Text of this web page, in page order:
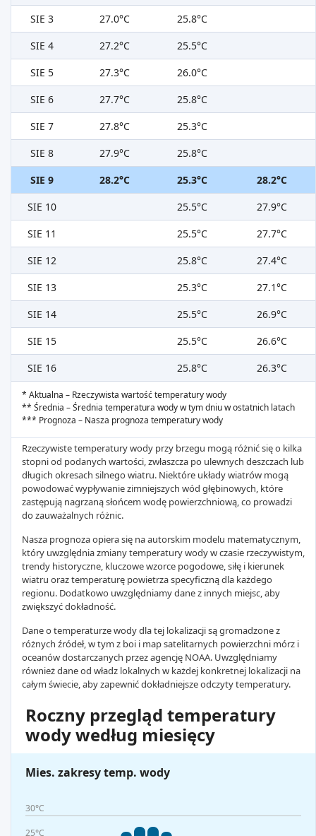
SIE 3
27.0°C
25.8°C
SIE 4
27.2°C
25.5°C
SIE 5
27.3°C
26.0°C
SIE 6
27.7°C
25.8°C
SIE 7
27.8°C
25.3°C
SIE 8
27.9°C
25.8°C
SIE 9
28.2°C 25.3°C
28.2°C
SIE 10
25.5°C
27.9°C
SIE 11
25.5°C
27.7°C
SIE 12
25.8°C
27.4°C
SIE 13
25.3°C
27.1°C
SIE 14
25.5°C
26.9°C
SIE 15
25.5°C
26.6°C
SIE 16
25.8°C 26.3°C
* Aktualna – Rzeczywista wartość temperatury wody
** Średnia – Średnia temperatura wody w tym dniu w ostatnich latach
*** Prognoza – Nasza prognoza temperatury wody
Rzeczywiste temperatury wody przy brzegu mogą różnić się o kilka
stopni od podanych wartości, zwłaszcza po ulewnych deszczach lub
długich okresach silnego wiatru. Niektóre układy wiatrów mogą
powodować wypływanie zimniejszych wód głębinowych, które
zastępują nagrzaną słońcem wodę powierzchniową, co prowadzi
do zauważalnych różnic.
Nasza prognoza opiera się na autorskim modelu matematycznym,
który uwzględnia zmiany temperatury wody w czasie rzeczywistym,
trendy historyczne, kluczowe wzorce pogodowe, siłę i kierunek
wiatru oraz temperaturę powietrza specyficzną dla każdego
regionu. Dodatkowo uwzględniamy dane z innych miejsc, aby
zwiększyć dokładność.
Dane o temperaturze wody dla tej lokalizacji są gromadzone z
różnych źródeł, w tym z boi i map satelitarnych powierzchni mórz i
oceanów dostarczanych przez agencję NOAA. Uwzględniamy
również dane od władz lokalnych w każdej konkretnej lokalizacji na
całym świecie, aby zapewnić dokładniejsze odczyty temperatury.
Roczny przegląd temperatury
wody według miesięcy
Mies. zakresy temp. wody
30°C
25°C